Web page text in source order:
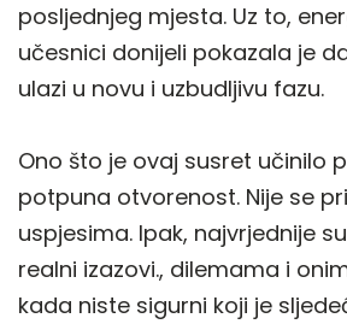
posljednjeg mjesta. Uz to,
učesnici donijeli pokazala je
ulazi u novu i uzbudljivu fazu.
Ono što je ovaj susret učinilo
potpuna otvorenost. Nije se
uspjesima. Ipak, najvrjednije
realni izazovi., dilemama i
kada niste sigurni koji je